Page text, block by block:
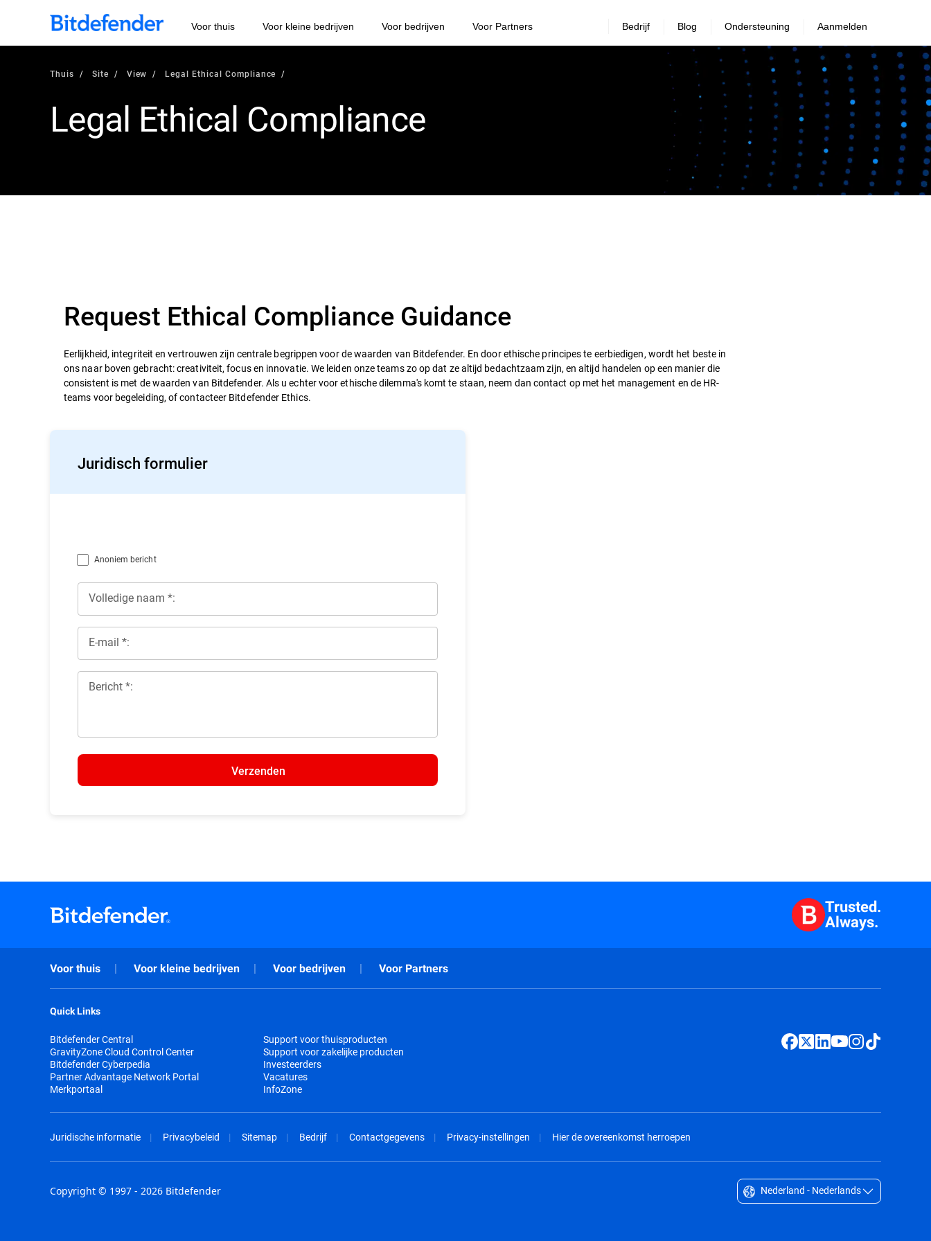
Voor thuis Voor kleine bedrijven Voor bedrijven Voor Partners Bedrijf Blog Ondersteuning Aanmelden
Thuis Site View Legal Ethical Compliance
Legal Ethical Compliance
Request Ethical Compliance Guidance
Eerlijkheid, integriteit en vertrouwen zijn centrale begrippen voor de waarden van Bitdefender. En door ethische principes te eerbiedigen, wordt het beste in
ons naar boven gebracht: creativiteit, focus en innovatie. We leiden onze teams zo op dat ze altijd bedachtzaam zijn, en altijd handelen op een manier die
consistent is met de waarden van Bitdefender. Als u echter voor ethische dilemma's komt te staan, neem dan contact op met het management en de HR-
teams voor begeleiding, of contacteer Bitdefender Ethics.
Juridisch formulier
Anoniem bericht
Volledige naam *:
E-mail *:
Bericht *:
Verzenden
Trusted.
Always.
Voor thuis Voor kleine bedrijven Voor bedrijven Voor Partners
Quick Links
Bitdefender Central
GravityZone Cloud Control Center
Bitdefender Cyberpedia
Partner Advantage Network Portal
Merkportaal
Support voor thuisproducten
Support voor zakelijke producten
Investeerders
Vacatures
InfoZone
Juridische informatie Privacybeleid Sitemap Bedrijf Contactgegevens Privacy-instellingen Hier de overeenkomst herroepen
Copyright © 1997 - 2026 Bitdefender Nederland - Nederlands